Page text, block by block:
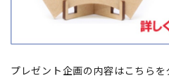
プレゼント企画の内容はこちら